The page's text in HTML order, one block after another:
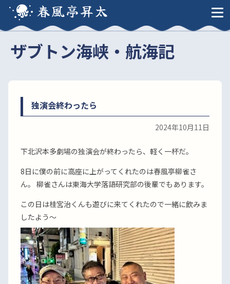
春風亭昇太
ザブトン海峡・航海記
独演会終わったら
2024年10月11日
下北沢本多劇場の独演会が終わったら、軽く一杯だ。
8日に僕の前に高座に上がってくれたのは春風亭柳雀さ
ん。 柳雀さんは東海大学落語研究部の後輩でもあります。
この日は桂宮治くんも遊びに来てくれたので一緒に飲みま
したよう〜